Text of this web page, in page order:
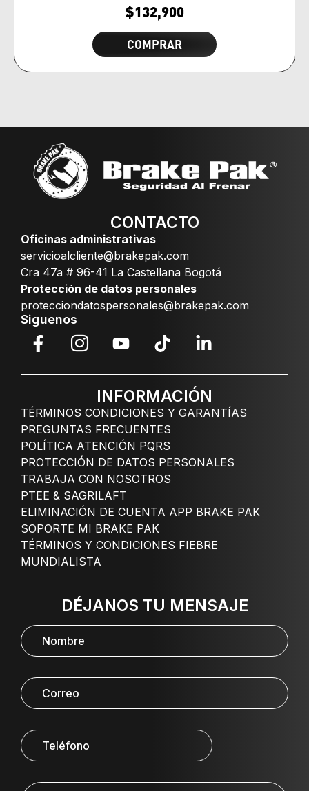
$132,900
COMPRAR
CONTACTO
Oficinas administrativas
servicioalcliente@brakepak.com
Cra 47a # 96-41 La Castellana Bogotá
Protección de datos personales
protecciondatospersonales@brakepak.com
Siguenos
INFORMACIÓN
TÉRMINOS CONDICIONES Y GARANTÍAS
PREGUNTAS FRECUENTES
POLÍTICA ATENCIÓN PQRS
PROTECCIÓN DE DATOS PERSONALES
TRABAJA CON NOSOTROS
PTEE & SAGRILAFT
ELIMINACIÓN DE CUENTA APP BRAKE PAK
SOPORTE MI BRAKE PAK
TÉRMINOS Y CONDICIONES FIEBRE
MUNDIALISTA
DÉJANOS TU MENSAJE